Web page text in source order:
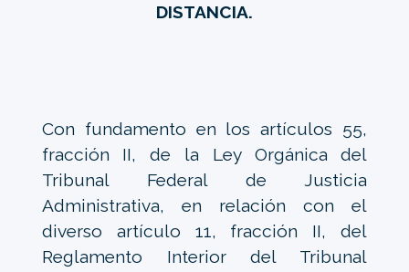
DISTANCIA.
Con fundamento en los artículos 55,
fracción II, de la Ley Orgánica del
Tribunal Federal de Justicia
Administrativa, en relación con el
diverso artículo 11, fracción II, del
Reglamento Interior del Tribunal